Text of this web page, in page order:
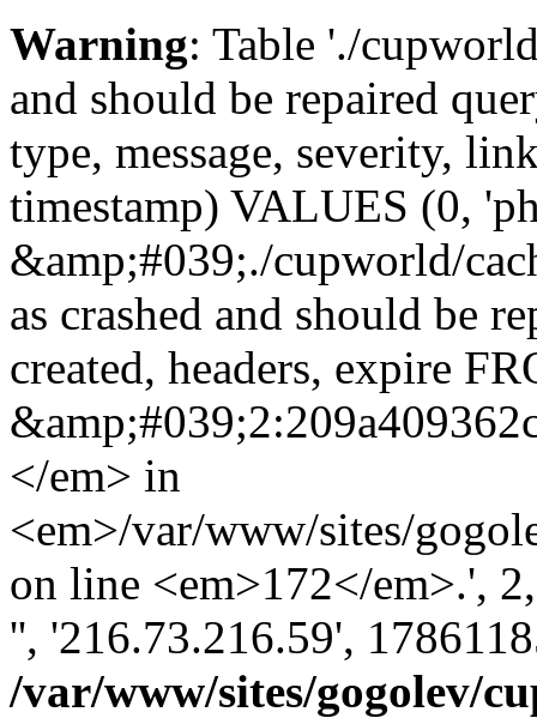
Warning: Table './
and should be repaired
type, message, severity,
timestamp) VALUES (0,
&amp;#039;./cupworld/
as crashed and should be
created, headers, expire
</em> in
<em>/var/www/sites/
on line <em>172</em>.',
'', '216.73.216.59',
/var/www/sites/gogolev/